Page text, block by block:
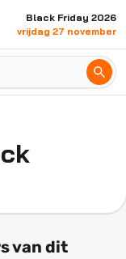
Black Friday 2026
vrijdag 27 november
van dit